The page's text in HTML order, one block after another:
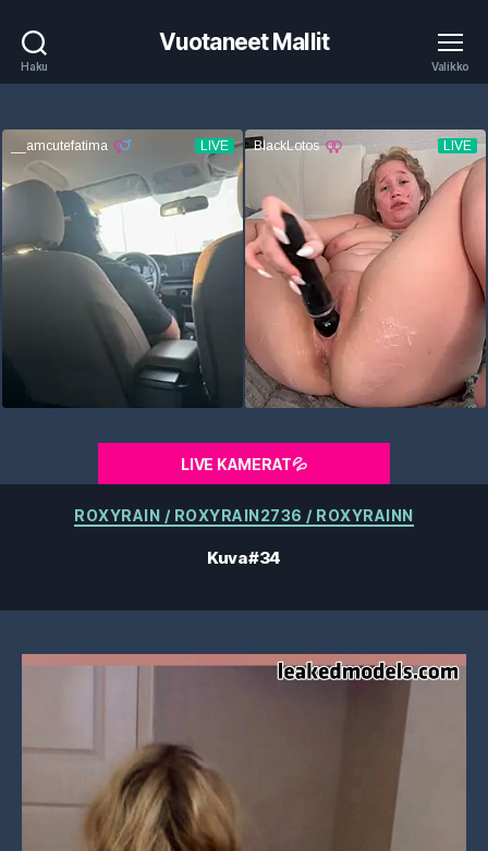
Haku
Vuotaneet Mallit
Valikko
LIVE KAMERAT💦
Kategoriat
ROXYRAIN / ROXYRAIN2736 / ROXYRAINN
Kuva #34